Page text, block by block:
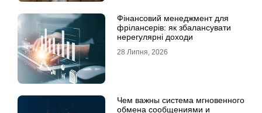
Фінансовий менеджмент для
фрілансерів: як збалансувати
нерегулярні доходи
28 Липня, 2026
Чем важны система мгновенного
обмена сообщениями и